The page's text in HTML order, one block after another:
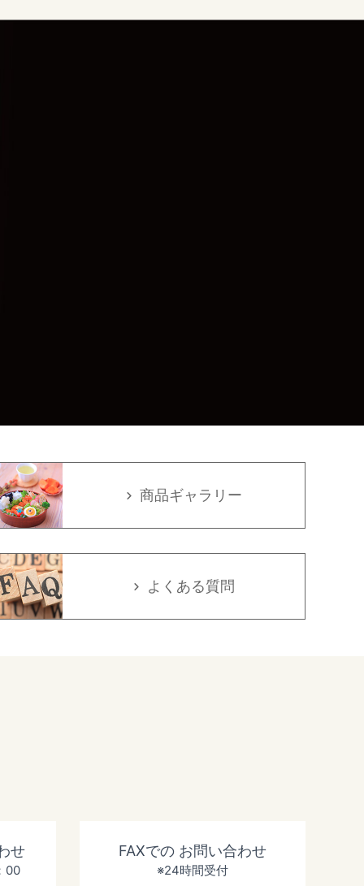
商品ギャラリー
よくある質問
せ
00
FAXでの お問い合わせ
※24時間受付